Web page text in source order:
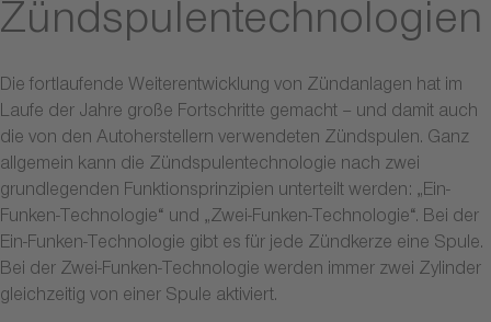
Zündspulentechnologien
Die fortlaufende Weiterentwicklung von Zündanlagen hat im
Laufe der Jahre große Fortschritte gemacht – und damit auch
die von den Autoherstellern verwendeten Zündspulen. Ganz
allgemein kann die Zündspulentechnologie nach zwei
grundlegenden Funktionsprinzipien unterteilt werden: „Ein-
Funken-Technologie“ und „Zwei-Funken-Technologie“. Bei der
Ein-Funken-Technologie gibt es für jede Zündkerze eine Spule.
Bei der Zwei-Funken-Technologie werden immer zwei Zylinder
gleichzeitig von einer Spule aktiviert.